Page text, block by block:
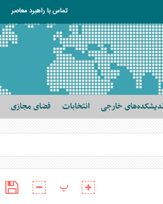
تماس با راهبرد معاصر
خارجی انتخابات فضای مجازی
پ